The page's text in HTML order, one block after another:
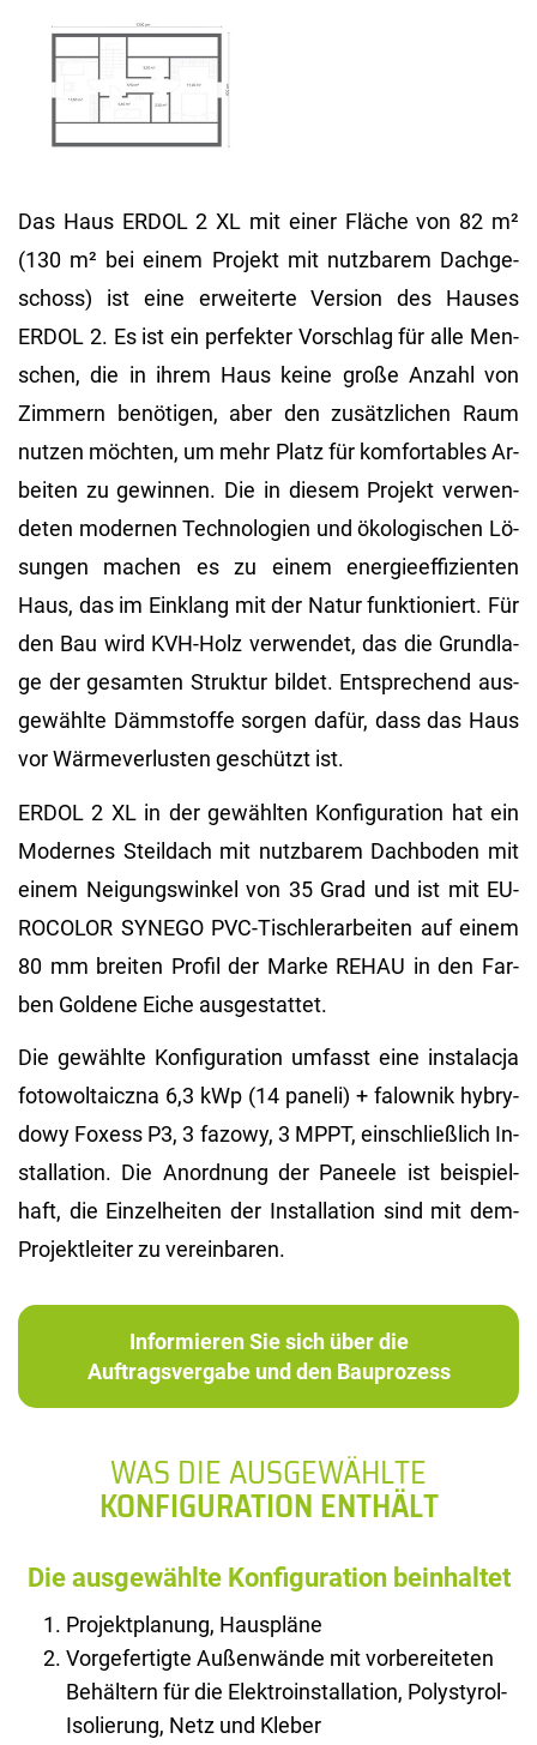
Das Haus ERDOL 2 XL mit einer Flä­che von 82 m²
(130 m² bei einem Pro­jekt mit nutz­ba­rem Dach­ge­
schoss) ist eine er­wei­ter­te Ver­si­on des Hau­ses
ERDOL 2. Es ist ein per­fek­ter Vor­schlag für alle Men­
schen, die in ihrem Haus keine große An­zahl von
Zim­mern be­nö­ti­gen, aber den zu­sätz­li­chen Raum
nut­zen möch­ten, um mehr Platz für kom­for­ta­bles Ar­
bei­ten zu ge­win­nen. Die in die­sem Pro­jekt ver­wen­
de­ten mo­der­nen Tech­no­lo­gi­en und öko­lo­gi­schen Lö­
sun­gen ma­chen es zu einem en­er­gie­ef­fi­zi­en­ten
Haus, das im Ein­klang mit der Natur funk­tio­niert. Für
den Bau wird KVH-Holz ver­wen­det, das die Grund­la­
ge der ge­sam­ten Struk­tur bil­det. Ent­spre­chend aus­
ge­wähl­te Dämm­stof­fe sor­gen dafür, dass das Haus
vor Wär­me­ver­lus­ten ge­schützt ist.
ERDOL 2 XL in der ge­wähl­ten Kon­fi­gu­ra­ti­on hat ein
Mo­der­nes Steil­dach mit nutz­ba­rem Dach­bo­den mit
einem Nei­gungs­win­kel von 35 Grad und ist mit EU­
RO­CO­LOR SYN­EGO PVC-Tisch­ler­ar­bei­ten auf einem
80 mm brei­ten Pro­fil der Marke REHAU in den Far­
ben Gol­de­ne Eiche aus­ge­stat­tet.
Die ge­wähl­te Kon­fi­gu­ra­ti­on um­fasst eine instalac­ja
fo­to­wol­taicz­na 6,3 kWp (14 pa­ne­li) + fa­low­nik hy­bry­
dowy Fo­xess P3, 3 fa­zowy, 3 MPPT, ein­schlie­ß­lich In­
stal­la­ti­on. Die An­ord­nung der Pa­nee­le ist bei­spiel­
haft, die Ein­zel­hei­ten der In­stal­la­ti­on sind mit dem­
Pro­jekt­lei­ter zu ver­ein­ba­ren.
Informieren Sie sich über die
Auftragsvergabe und den Bauprozess
WAS DIE AUSGEWÄHLTE
KONFIGURATION ENTHÄLT
Die ausgewählte Konfiguration beinhaltet
Projektplanung, Hauspläne
Vorgefertigte Außenwände mit vorbereiteten
Behältern für die Elektroinstallation, Polystyrol-
Isolierung, Netz und Kleber